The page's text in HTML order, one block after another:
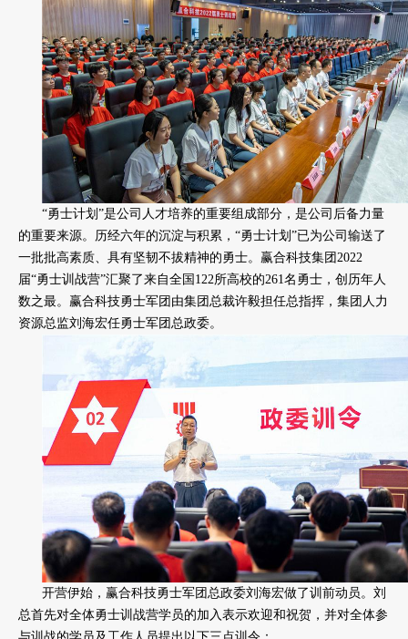
“勇士计划”是公司人才培养的重要组成部分，是公司后备力量
的重要来源。历经六年的沉淀与积累，“勇士计划”已为公司输送了
一批批高素质、具有坚韧不拔精神的勇士。赢合科技集团2022
届“勇士训战营”汇聚了来自全国122所高校的261名勇士，创历年人
数之最。赢合科技勇士军团由集团总裁许毅担任总指挥，集团人力
资源总监刘海宏任勇士军团总政委。
开营伊始，赢合科技勇士军团总政委刘海宏做了训前动员。刘
总首先对全体勇士训战营学员的加入表示欢迎和祝贺，并对全体参